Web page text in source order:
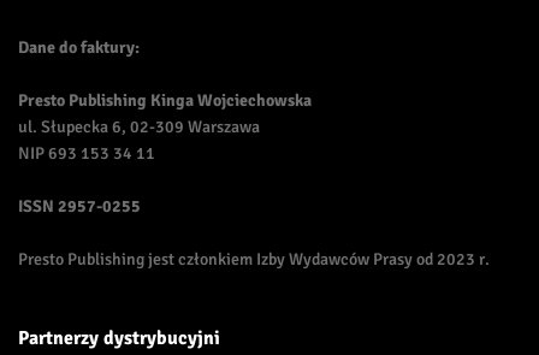
Dane do faktury:
Presto Publishing Kinga Wojciechowska
ul. Słupecka 6, 02-309 Warszawa
NIP 693 153 34 11
ISSN 2957-0255
Presto Publishing jest członkiem Izby Wydawców Prasy od 2023 r.
Partnerzy dystrybucyjni